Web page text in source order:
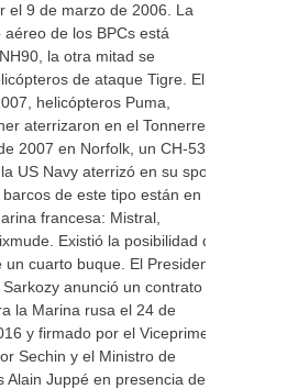
el 9 de marzo de 2006. La
de los BPCs está
la otra mitad se
de ataque Tigre. El
helicópteros Puma,
aterrizaron en el Tonnerre.
2007 en Norfolk, un CH-53
US Navy aterrizó en su spot
de este tipo están en
francesa: Mistral,
Existió la posibilidad de
cuarto buque. El Presidente
anunció un contrato
la Marina rusa el 24 de
y firmado por el Viceprimer
Sechin y el Ministro de
Alain Juppé en presencia de